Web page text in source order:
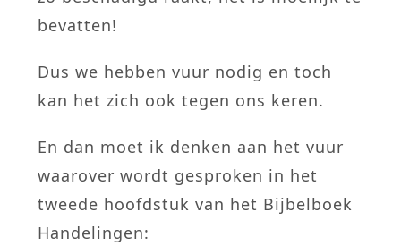
bevatten!
Dus we hebben vuur nodig en toch
kan het zich ook tegen ons keren.
En dan moet ik denken aan het vuur
waarover wordt gesproken in het
tweede hoofdstuk van het Bijbelboek
Handelingen: